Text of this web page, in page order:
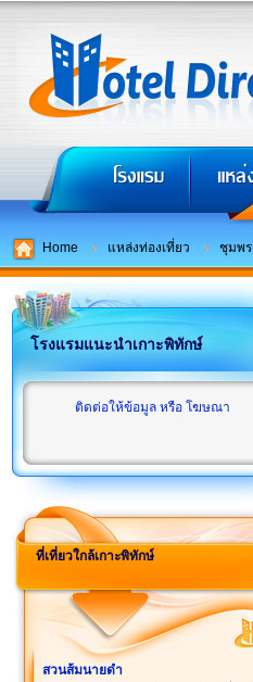
Home แหล่งท่องเที่ยว ชุมพร
โรงแรมแนะนำเกาะพิทักษ์
ติดต่อให้ข้อมูล หรือ โฆษณา
ที่เที่ยวใกล้เกาะพิทักษ์
สวนส้มนายดำ